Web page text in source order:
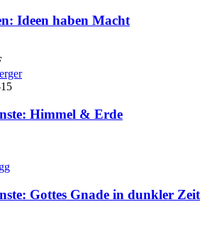
Ideen haben Macht
Himmel & Erde
Gottes Gnade in dunkler Zeit